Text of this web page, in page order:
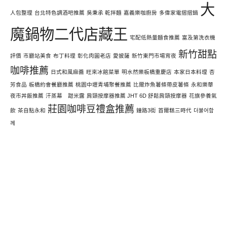
人包整理 台北特色調酒吧推薦 吳秉承 乾拌麵 嘉義樂咖廚房 多偉家電摺摺鍋 大
魔鍋物二代店藏王 宅配低熱量麵食推薦 富及第洗衣機
評價 市廳站美食 布丁料理 彰化肉圓老店 愛披薩 新竹東門市場宵夜 新竹甜點
咖啡推薦 日式和風麻醬 旺來冰館菜單 明水然樂板橋重慶店 本家日本料理 杏
芳食品 板橋約會餐廳推薦 桃園中壢青埔聚餐推薦 比爾炸魚薯條帶皮薯條 永和樂華
夜市丼飯推薦 汗蒸幕 甜米露 肩頸按摩器推薦 JHT 6D 舒鬆肩頸按摩器 花旗參養氣
飲 茶自點永和 莊園咖啡豆禮盒推薦 鐘路3街 首爾糕三時代 더불어함
께